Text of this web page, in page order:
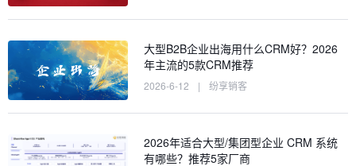
大型B2B企业出海用什么CRM好？2026
年主流的5款CRM推荐
2026-6-12 | 纷享销客
2026年适合大型/集团型企业 CRM 系统
有哪些？推荐5家厂商